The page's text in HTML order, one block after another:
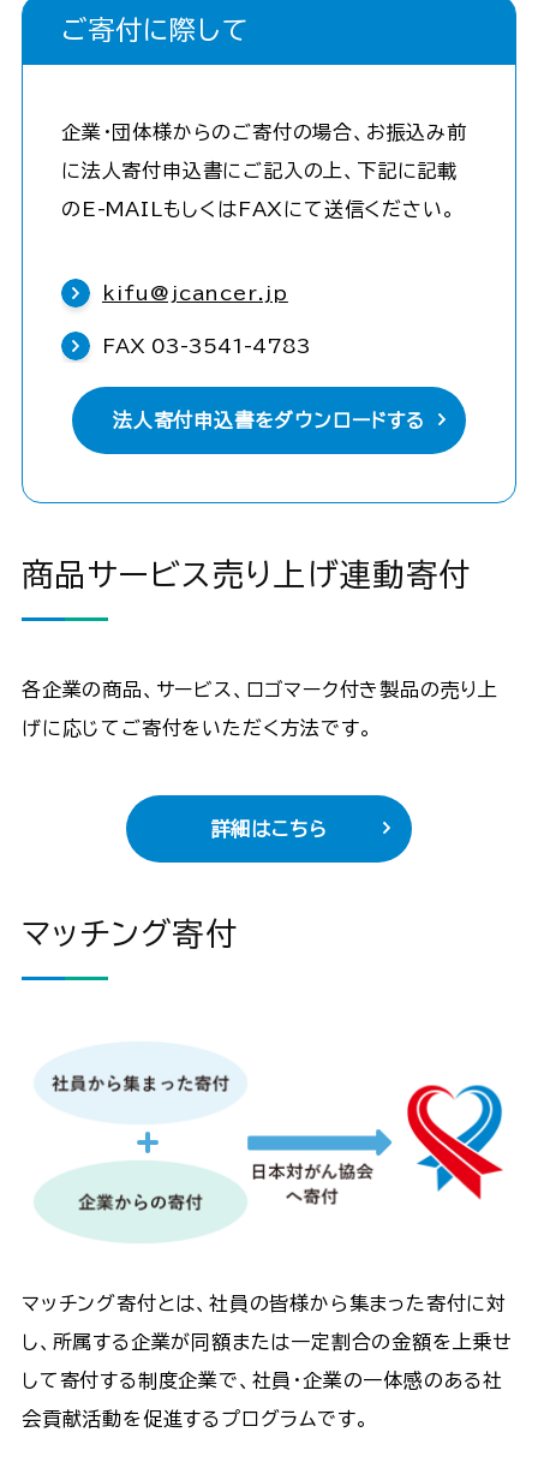
ご寄付に際して
企業・団体様からのご寄付の場合、お振込み前
に法人寄付申込書にご記入の上、下記に記載
のE-MAILもしくはFAXにて送信ください。
kifu@jcancer.jp
FAX 03-3541-4783
法人寄付申込書をダウンロードする
商品サービス売り上げ連動寄付
各企業の商品、サービス、ロゴマーク付き製品の売り上
げに応じてご寄付をいただく方法です。
詳細はこちら
マッチング寄付
マッチング寄付とは、社員の皆様から集まった寄付に対
し、所属する企業が同額または一定割合の金額を上乗せ
して寄付する制度企業で、社員・企業の一体感のある社
会貢献活動を促進するプログラムです。